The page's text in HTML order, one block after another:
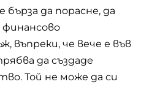
да порасне, да
въпреки, че вече е във
да създаде
Той не може да си